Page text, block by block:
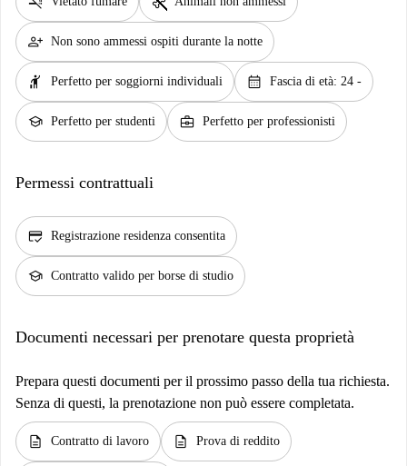
person_add Non sono ammessi ospiti durante la notte
hail Perfetto per soggiorni individuali calendar_month Fascia di età: 24 -
school Perfetto per studenti business_center Perfetto per professionisti
Permessi contrattuali
credit_score Registrazione residenza consentita
school Contratto valido per borse di studio
Documenti necessari per prenotare questa proprietà
Prepara questi documenti per il prossimo passo della tua richiesta.
Senza di questi, la prenotazione non può essere completata.
description Contratto di lavoro description Prova di reddito